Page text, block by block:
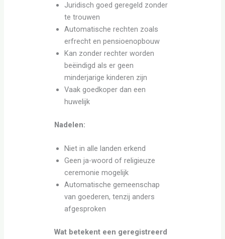
Juridisch goed geregeld zonder
te trouwen
Automatische rechten zoals
erfrecht en pensioenopbouw
Kan zonder rechter worden
beëindigd als er geen
minderjarige kinderen zijn
Vaak goedkoper dan een
huwelijk
Nadelen:
Niet in alle landen erkend
Geen ja-woord of religieuze
ceremonie mogelijk
Automatische gemeenschap
van goederen, tenzij anders
afgesproken
Wat betekent een geregistreerd